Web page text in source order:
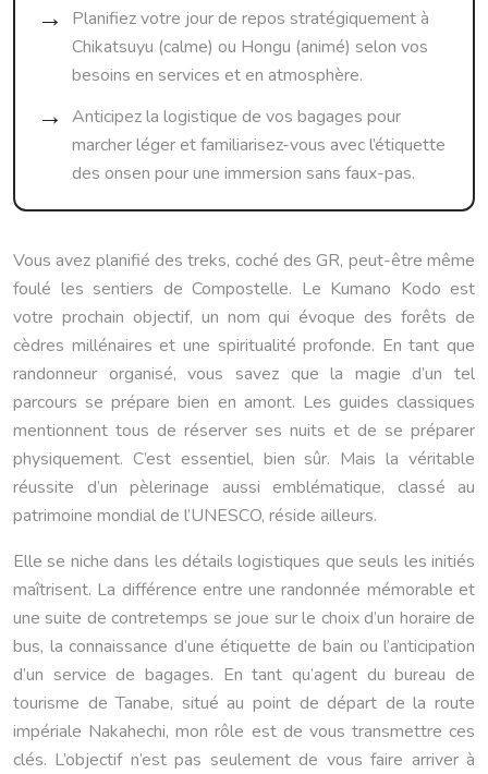
Planifiez votre jour de repos stratégiquement à
Chikatsuyu (calme) ou Hongu (animé) selon vos
besoins en services et en atmosphère.
Anticipez la logistique de vos bagages pour
marcher léger et familiarisez-vous avec l’étiquette
des onsen pour une immersion sans faux-pas.
Vous avez planifié des treks, coché des GR, peut-être même
foulé les sentiers de Compostelle. Le Kumano Kodo est
votre prochain objectif, un nom qui évoque des forêts de
cèdres millénaires et une spiritualité profonde. En tant que
randonneur organisé, vous savez que la magie d’un tel
parcours se prépare bien en amont. Les guides classiques
mentionnent tous de réserver ses nuits et de se préparer
physiquement. C’est essentiel, bien sûr. Mais la véritable
réussite d’un pèlerinage aussi emblématique, classé au
patrimoine mondial de l’UNESCO, réside ailleurs.
Elle se niche dans les détails logistiques que seuls les initiés
maîtrisent. La différence entre une randonnée mémorable et
une suite de contretemps se joue sur le choix d’un horaire de
bus, la connaissance d’une étiquette de bain ou l’anticipation
d’un service de bagages. En tant qu’agent du bureau de
tourisme de Tanabe, situé au point de départ de la route
impériale Nakahechi, mon rôle est de vous transmettre ces
clés. L’objectif n’est pas seulement de vous faire arriver à